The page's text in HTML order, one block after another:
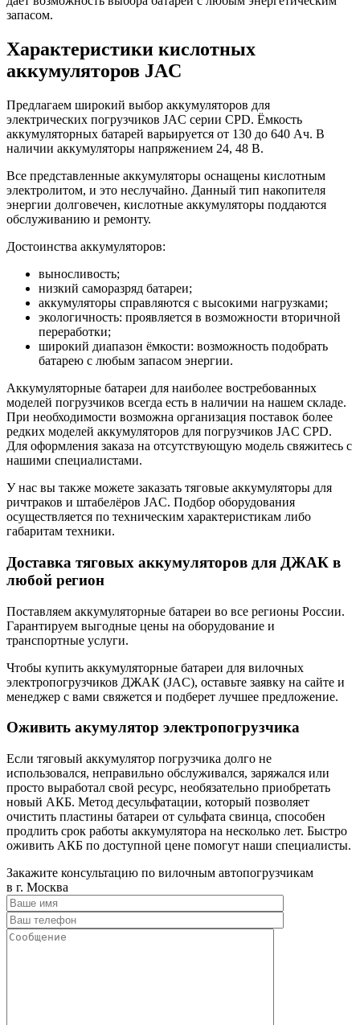
запасом.
Характеристики кислотных
аккумуляторов JAC
Предлагаем широкий выбор аккумуляторов для
электрических погрузчиков JAC серии CPD. Ёмкость
аккумуляторных батарей варьируется от 130 до 640 Ач. В
наличии аккумуляторы напряжением 24, 48 В.
Все представленные аккумуляторы оснащены кислотным
электролитом, и это неслучайно. Данный тип накопителя
энергии долговечен, кислотные аккумуляторы поддаются
обслуживанию и ремонту.
Достоинства аккумуляторов:
выносливость;
низкий саморазряд батареи;
аккумуляторы справляются с высокими нагрузками;
экологичность: проявляется в возможности вторичной
переработки;
широкий диапазон ёмкости: возможность подобрать
батарею с любым запасом энергии.
Аккумуляторные батареи для наиболее востребованных
моделей погрузчиков всегда есть в наличии на нашем складе.
При необходимости возможна организация поставок более
редких моделей аккумуляторов для погрузчиков JAC CPD.
Для оформления заказа на отсутствующую модель свяжитесь с
нашими специалистами.
У нас вы также можете заказать тяговые аккумуляторы для
ричтраков и штабелёров JAC. Подбор оборудования
осуществляется по техническим характеристикам либо
габаритам техники.
Доставка тяговых аккумуляторов для ДЖАК в
любой регион
Поставляем аккумуляторные батареи во все регионы России.
Гарантируем выгодные цены на оборудование и
транспортные услуги.
Чтобы купить аккумуляторные батареи для вилочных
электропогрузчиков ДЖАК (JAC), оставьте заявку на сайте и
менеджер с вами свяжется и подберет лучшее предложение.
Оживить акумулятор электропогрузчика
Если тяговый аккумулятор погрузчика долго не
использовался, неправильно обслуживался, заряжался или
просто выработал свой ресурс, необязательно приобретать
новый АКБ. Метод десульфатации, который позволяет
очистить пластины батареи от сульфата свинца, способен
продлить срок работы аккумулятора на несколько лет. Быстро
оживить АКБ по доступной цене помогут наши специалисты.
Закажите консультацию по вилочным автопогрузчикам
в г. Москва